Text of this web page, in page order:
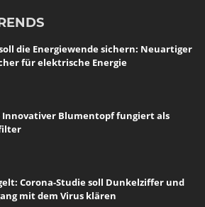
soll die Energiewende sichern: Neuartiger
für elektrische Energie
Innovativer Blumentopf fungiert als
Corona-Studie soll Dunkelziffer und
mit dem Virus klären